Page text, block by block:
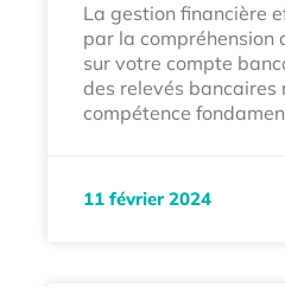
La gestion financière
par la compréhension
sur votre compte
des relevés bancaires
compétence
11 février 2024